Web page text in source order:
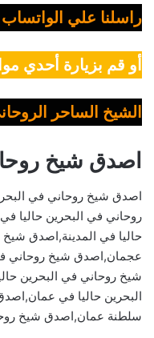
راسلنا علي الواتساب
أو قم بزيارة أحدي
الشيخ الساحر
اصدق شيخ
اصدق شيخ روحاني في
روحاني في البحرين حاليا
حاليا في المدينة,اصدق
عجمان,اصدق شيخ روحاني
شيخ روحاني في البحرين
البحرين حاليا في
سلطنة عمان,اصدق شيخ